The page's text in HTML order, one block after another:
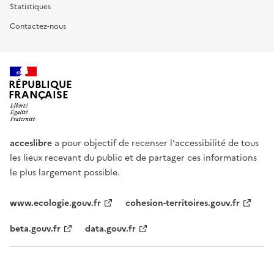
Statistiques
Contactez-nous
RÉPUBLIQUE
FRANÇAISE
acceslibre a pour objectif de recenser l'accessibilité de tous
les lieux recevant du public et de partager ces informations
le plus largement possible.
www.ecologie.gouv.fr
cohesion-territoires.gouv.fr
beta.gouv.fr
data.gouv.fr